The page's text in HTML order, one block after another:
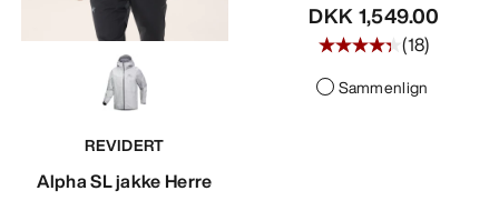
REVIDERT
Alpha SL jakke Herre
DKK 1,549.00
(18)
Sammenlign